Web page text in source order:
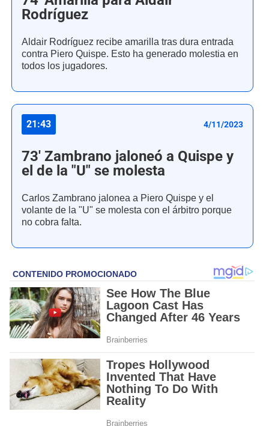
Rodríguez
Aldair Rodríguez recibe amarilla tras dura entrada
contra Piero Quispe. Esto ha generado molestia en
todos los jugadores.
21:43 4/11/2023
73' Zambrano jaloneó a Quispe y
el de la "U" se molesta
Carlos Zambrano jalonea a Piero Quispe y el
volante de la "U" se molesta con el árbitro porque
no cobra falta.